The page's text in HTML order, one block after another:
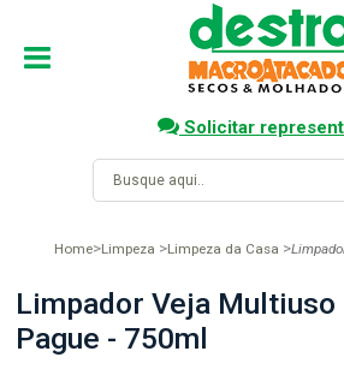
Solicitar
Home Limpeza Limpeza da Casa
Limpador Veja Multiuso
Pague - 750ml